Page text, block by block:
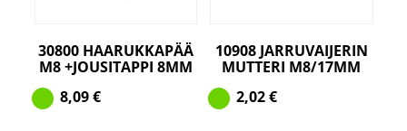
30800 HAARUKKAPÄÄ
M8 +JOUSITAPPI 8MM
8,09€
10908 JARRUVAIJERIN
MUTTERI M8/17MM
2,02€